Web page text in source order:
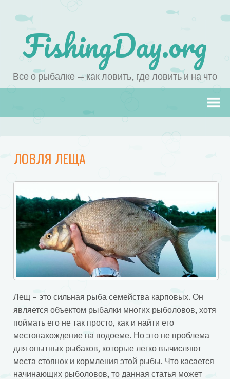
FishingDay.org
Все о рыбалке — как ловить, где ловить и на что
ЛОВЛЯ ЛЕЩА
Лещ – это сильная рыба семейства карповых. Он
является объектом рыбалки многих рыболовов, хотя
поймать его не так просто, как и найти его
местонахождение на водоеме. Но это не проблема
для опытных рыбаков, которые легко вычисляют
места стоянок и кормления этой рыбы. Что касается
начинающих рыболовов, то данная статья может